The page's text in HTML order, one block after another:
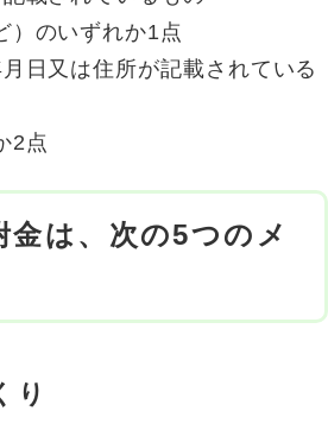
のいずれか1点
日又は住所が記載されている
2点
は、次の5つのメ
り